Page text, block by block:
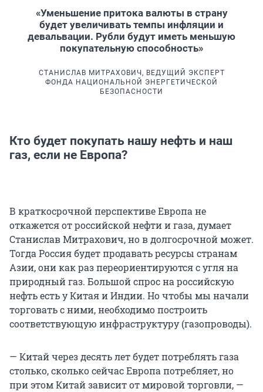
«Уменьшение притока валюты в страну
будет увеличивать темпы инфляции и
девальвации. Рубли будут иметь меньшую
покупательную способность»
СТАНИСЛАВ МИТРАХОВИЧ, ВЕДУЩИЙ ЭКСПЕРТ
ФОНДА НАЦИОНАЛЬНОЙ ЭНЕРГЕТИЧЕСКОЙ
БЕЗОПАСНОСТИ
Кто будет покупать нашу нефть и наш
газ, если не Европа?
В краткосрочной перспективе Европа не
откажется от российской нефти и газа, думает
Станислав Митрахович, но в долгосрочной может.
Тогда Россия будет продавать ресурсы странам
Азии, они как раз переориентируются с угля на
природный газ. Большой спрос на российскую
нефть есть у Китая и Индии. Но чтобы мы начали
торговать с ними, необходимо построить
соответствующую инфраструктуру (газопроводы).
— Китай через десять лет будет потреблять газа
столько, сколько сейчас Европа потребляет, но
при этом Китай зависит от мировой торговли, —